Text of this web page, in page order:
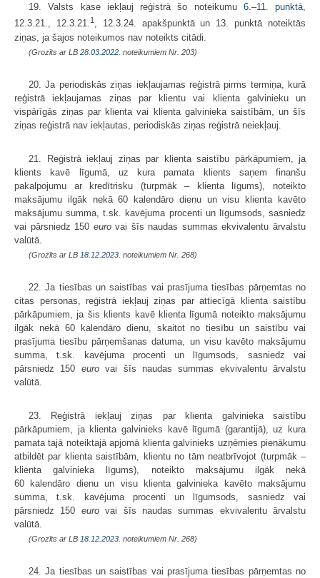
19. Valsts kase iekļauj reģistrā šo noteikumu 6.–11. punktā,
12.3.21., 12.3.21.1 , 12.3.24. apakšpunktā un 13. punktā noteiktās
ziņas, ja šajos noteikumos nav noteikts citādi.
(Grozīts ar LB 28.03.2022. noteikumiem Nr. 203)
20. Ja periodiskās ziņas iekļaujamas reģistrā pirms termiņa, kurā
reģistrā iekļaujamas ziņas par klientu vai klienta galvinieku un
vispārīgās ziņas par klienta vai klienta galvinieka saistībām, un šīs
ziņas reģistrā nav iekļautas, periodiskās ziņas reģistrā neiekļauj.
21. Reģistrā iekļauj ziņas par klienta saistību pārkāpumiem, ja
klients kavē līgumā, uz kura pamata klients saņem finanšu
pakalpojumu ar kredītrisku (turpmāk – klienta līgums), noteikto
maksājumu ilgāk nekā 60 kalendāro dienu un visu klienta kavēto
maksājumu summa, t.sk. kavējuma procenti un līgumsods, sasniedz
vai pārsniedz 150 eurovai šīs naudas summas ekvivalentu ārvalstu
valūtā.
(Grozīts ar LB 18.12.2023. noteikumiem Nr. 268)
22. Ja tiesības un saistības vai prasījuma tiesības pārņemtas no
citas personas, reģistrā iekļauj ziņas par attiecīgā klienta saistību
pārkāpumiem, ja šis klients kavē klienta līgumā noteikto maksājumu
ilgāk nekā 60 kalendāro dienu, skaitot no tiesību un saistību vai
prasījuma tiesību pārņemšanas datuma, un visu kavēto maksājumu
summa, t.sk. kavējuma procenti un līgumsods, sasniedz vai
pārsniedz 150 eurovai šīs naudas summas ekvivalentu ārvalstu
valūtā.
23. Reģistrā iekļauj ziņas par klienta galvinieka saistību
pārkāpumiem, ja klienta galvinieks kavē līgumā (garantijā), uz kura
pamata tajā noteiktajā apjomā klienta galvinieks uzņēmies pienākumu
atbildēt par klienta saistībām, klientu no tām neatbrīvojot (turpmāk –
klienta galvinieka līgums), noteikto maksājumu ilgāk nekā
60 kalendāro dienu un visu klienta galvinieka kavēto maksājumu
summa, t.sk. kavējuma procenti un līgumsods, sasniedz vai
pārsniedz 150 eurovai šīs naudas summas ekvivalentu ārvalstu
valūtā.
(Grozīts ar LB 18.12.2023. noteikumiem Nr. 268)
24. Ja tiesības un saistības vai prasījuma tiesības pārņemtas no